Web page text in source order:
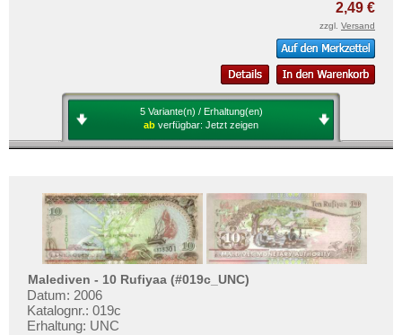
2,49 €
zzgl. Versand
5 Variante(n) / Erhaltung(en)
ab verfügbar: Jetzt zeigen
Malediven - 10 Rufiyaa (#019c_UNC)
Datum: 2006
Katalognr.: 019c
Erhaltung: UNC